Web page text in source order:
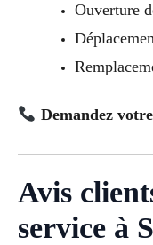
Ouverture
Demandez
Avis
service à